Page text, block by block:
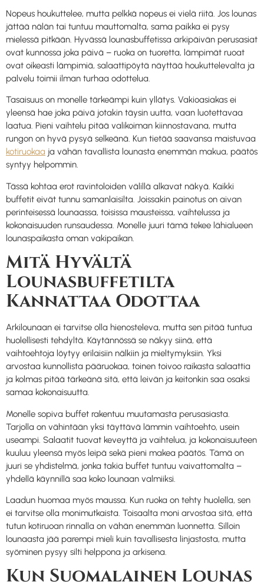
Nopeus houkuttelee, mutta pelkkä nopeus ei vielä riitä. Jos lounas
jättää nälän tai tuntuu mauttomalta, sama paikka ei pysy
mielessä pitkään. Hyvässä lounasbuffetissa arkipäivän perusasiat
ovat kunnossa joka päivä – ruoka on tuoretta, lämpimät ruoat
ovat oikeasti lämpimiä, salaattipöytä näyttää houkuttelevalta ja
palvelu toimii ilman turhaa odottelua.
Tasaisuus on monelle tärkeämpi kuin yllätys. Vakioasiakas ei
yleensä hae joka päivä jotakin täysin uutta, vaan luotettavaa
laatua. Pieni vaihtelu pitää valikoiman kiinnostavana, mutta
rungon on hyvä pysyä selkeänä. Kun tietää saavansa maistuvaa
kotiruokaa ja vähän tavallista lounasta enemmän makua, päätös
syntyy helpommin.
Tässä kohtaa erot ravintoloiden välillä alkavat näkyä. Kaikki
buffetit eivät tunnu samanlaisilta. Joissakin painotus on aivan
perinteisessä lounaassa, toisissa mausteissa, vaihtelussa ja
kokonaisuuden runsaudessa. Monelle juuri tämä tekee lähialueen
lounaspaikasta oman vakipaikan.
Mitä Hyvältä
Lounasbuffetilta
Kannattaa Odottaa
Arkilounaan ei tarvitse olla hienosteleva, mutta sen pitää tuntua
huolellisesti tehdyltä. Käytännössä se näkyy siinä, että
vaihtoehtoja löytyy erilaisiin nälkiin ja mieltymyksiin. Yksi
arvostaa kunnollista pääruokaa, toinen toivoo raikasta salaattia
ja kolmas pitää tärkeänä sitä, että leivän ja keitonkin saa osaksi
samaa kokonaisuutta.
Monelle sopiva buffet rakentuu muutamasta perusasiasta.
Tarjolla on vähintään yksi täyttävä lämmin vaihtoehto, usein
useampi. Salaatit tuovat keveyttä ja vaihtelua, ja kokonaisuuteen
kuuluu yleensä myös leipä sekä pieni makea päätös. Tämä on
juuri se yhdistelmä, jonka takia buffet tuntuu vaivattomalta –
yhdellä käynnillä saa koko lounaan valmiiksi.
Laadun huomaa myös maussa. Kun ruoka on tehty huolella, sen
ei tarvitse olla monimutkaista. Toisaalta moni arvostaa sitä, että
tutun kotiruoan rinnalla on vähän enemmän luonnetta. Silloin
lounaasta jää parempi mieli kuin tavallisesta linjastosta, mutta
syöminen pysyy silti helppona ja arkisena.
Kun Suomalainen Lounas